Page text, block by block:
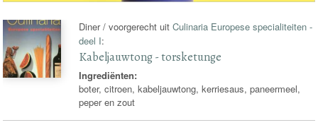
Diner / voorgerecht uitCulinaria Europese specialiteiten -
deel I:
Kabeljauwtong - torsketunge
Ingrediënten:
boter, citroen, kabeljauwtong, kerriesaus, paneermeel,
peper en zout